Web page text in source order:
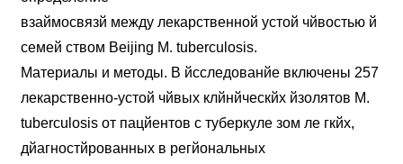
взаймосвязй между лекарственной устой чйвостью й
семей ством Beijing M. tuberculosis.
Материалы и методы. В йсследованйе включены 257
лекарственно-устой чйвых клйнйческйх йзолятов M.
tuberculosis от пацйентов с туберкуле зом ле гкйх,
дйагностйрованных в регйональных